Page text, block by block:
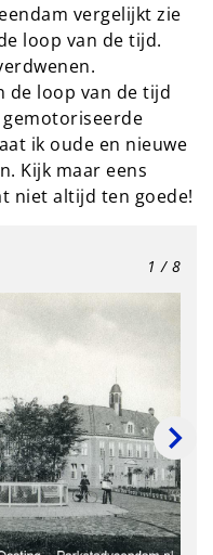
vergelijkt zie
loop van de tijd.
de loop van de tijd
ik oude en nieuwe
Kijk maar eens
niet altijd ten goede!
1 / 8